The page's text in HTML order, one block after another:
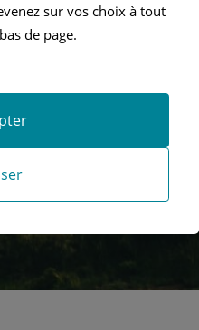
sur vos choix à tout
de page.